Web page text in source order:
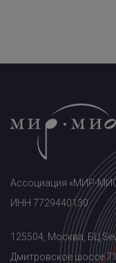
Ассоциация «МИР-
ИНН 7729440130
125504, Москва, БЦ
Дмитровское шоссе